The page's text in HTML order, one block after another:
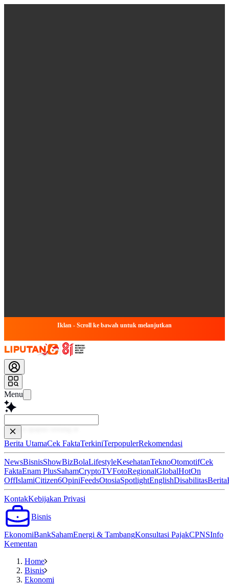
Iklan - Scroll ke bawah untuk melanjutkan
Menu
Baca
Berita UtamaCek FaktaTerkiniTerpopulerRekomendasi
NewsBisnisShowBizBolaLifestyleKesehatanTeknoOtomotifCek
FaktaEnam PlusSahamCryptoTVFotoRegionalGlobalHotOn
OffIslamiCitizen6OpiniFeedsOtosiaSpotlightEnglishDisabilitasBerita
KontakKebijakan Privasi
Bisnis
EkonomiBankSahamEnergi & TambangKonsultasi PajakCPNSInfo
Kementan
Home
Bisnis
Ekonomi